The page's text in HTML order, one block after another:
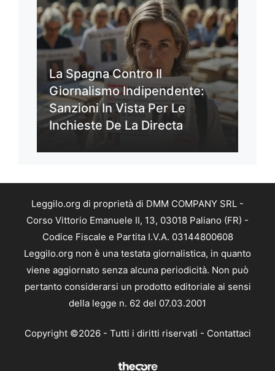
La Spagna Contro Il
Giornalismo Indipendente:
Sanzioni In Vista Per Le
Inchieste De La Directa
Leggilo.org di proprietà di DMM COMPANY SRL -
Corso Vittorio Emanuele II, 13, 03018 Paliano (FR) -
Codice Fiscale e Partita I.V.A. 03144800608
Leggilo.org non è una testata giornalistica, in quanto
viene aggiornato senza alcuna periodicità. Non può
pertanto considerarsi un prodotto editoriale ai sensi
della legge n. 62 del 07.03.2001
Copyright ©2026 - Tutti i diritti riservati - Contattaci